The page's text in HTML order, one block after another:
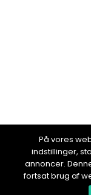
På vores
indstillinger,
annoncer.
fortsat brug af